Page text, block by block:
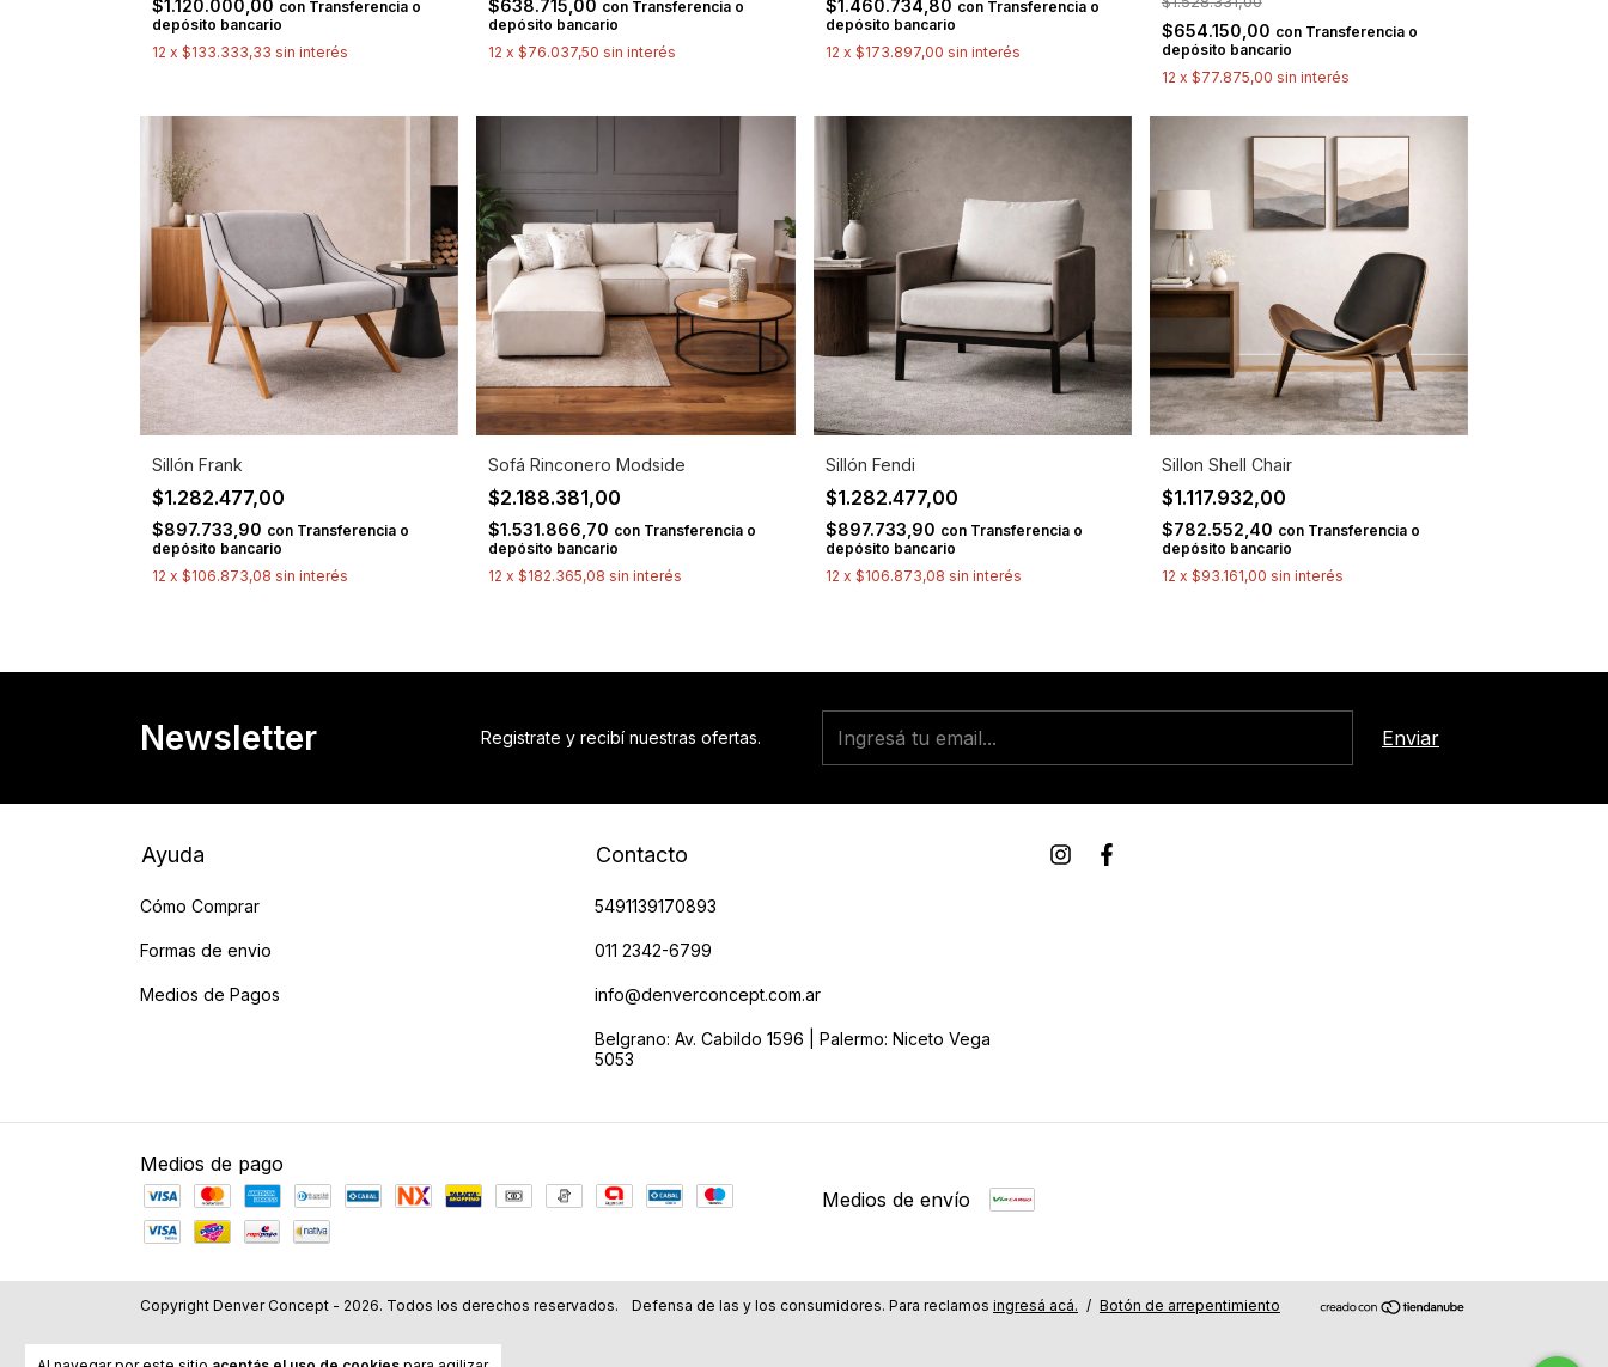
$1.120.000,00 con Transferencia o
depósito bancario
12 x $133.333,33 sin interés
$638.715,00 con Transferencia o
depósito bancario
12 x$76.037,50 sin interés
$1.460.734,80 con Transferencia o
depósito bancario
12 x $173.897,00 sin interés
$654.150,00 con Transferencia o
depósito bancario
12 x $77.875,00 sin interés
Sillón Frank
$1.282.477,00
$897.733,90 con Transferencia o
depósito bancario
12 x $106.873,08 sin interés
Sofá Rinconero Modside
$2.188.381,00
$1.531.866,70 con Transferencia o
depósito bancario
12 x$182.365,08 sin interés
Sillón Fendi
$1.282.477,00
$897.733,90 con Transferencia o
depósito bancario
12 x $106.873,08 sin interés
Sillon Shell Chair
$1.117.932,00
$782.552,40 con Transferencia o
depósito bancario
12 x $93.161,00 sin interés
Newsletter Registrate y recibí nuestras ofertas.
Ayuda
Cómo Comprar
Formas de envio
Medios de Pagos
Contacto
5491139170893
011 2342-6799
info@denverconcept.com.ar
Belgrano: Av. Cabildo 1596 | Palermo: Niceto Vega
5053
Medios de pago
Medios de envío
Copyright Denver Concept - 2026. Todos los derechos reservados. Defensa de las y los consumidores. Para reclamos ingresá acá. / Botón de arrepentimiento